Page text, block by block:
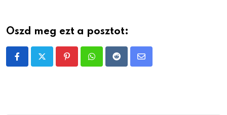
Oszd meg ezt a posztot:
PinterestWhatsappRedditShare